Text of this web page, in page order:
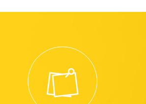
Vi spiego ciò che penso dell'audizione del
sindaco di Taranto, Rinaldo Melucci, in
commissioni congiunte Ambiente e Attività
produttive della Camera di martedì scorso